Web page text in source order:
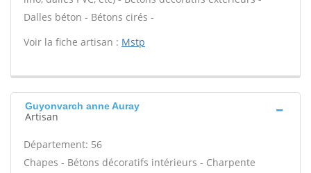
Dalles béton - Bétons cirés -
Voir la fiche artisan : Mstp
Guyonvarch anne Auray
Artisan
Département: 56
Chapes - Bétons décoratifs intérieurs - Charpente